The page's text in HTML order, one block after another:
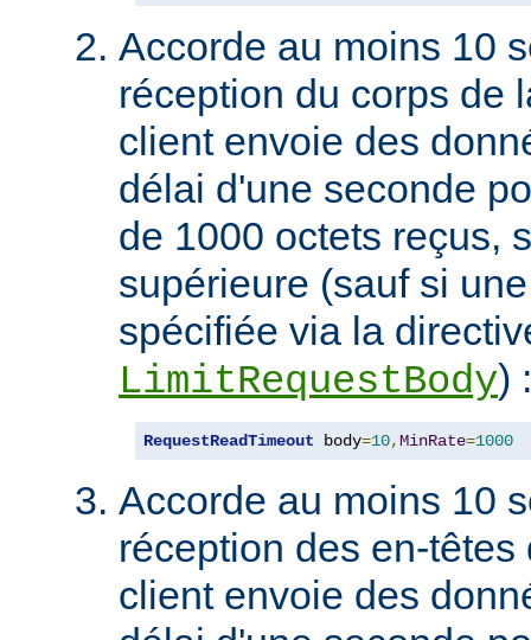
Accorde au moins 10
réception du corps de
client envoie des
délai d'une seconde
de 1000 octets reçus,
supérieure (sauf si
spécifiée via la
LimitRequestBody) :
RequestReadTimeout body=10,MinRate=1000
Accorde au moins 10
réception des en-
client envoie des